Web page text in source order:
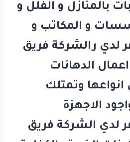
بالمنازل و الفلل و
و المكاتب و
لدي رالشركة فريق
الدهانات
انواعها وتمتلك
الاجهزة
لدي الشركة فريق